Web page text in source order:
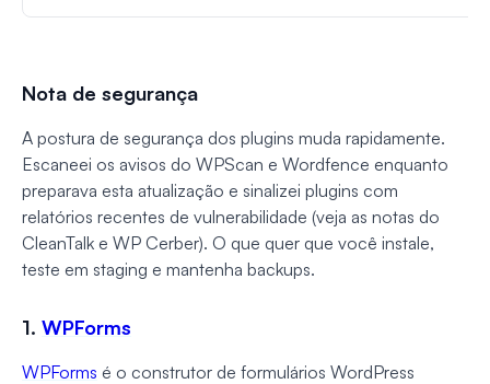
Nota de segurança
A postura de segurança dos plugins muda rapidamente.
Escaneei os avisos do WPScan e Wordfence enquanto
preparava esta atualização e sinalizei plugins com
relatórios recentes de vulnerabilidade (veja as notas do
CleanTalk e WP Cerber). O que quer que você instale,
teste em staging e mantenha backups.
1. WPForms
WPForms é o construtor de formulários WordPress